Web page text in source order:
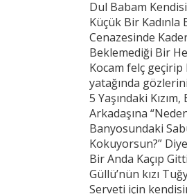
Dul Babam
Küçük Bir
Cenazesinde
Beklemediği Bir
Kocam felç geçirip
yatağında
5 Yaşındaki Kızım,
Arkadaşına
Banyosundaki
Kokuyorsun?”
Bir Anda Kaçıp Gitti
Güllü’nün kızı
Serveti için